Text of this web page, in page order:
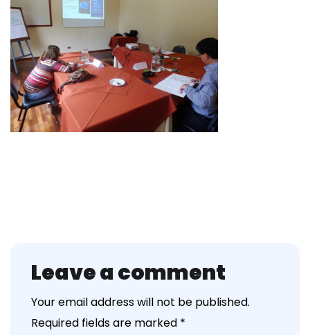
Leave a comment
Your email address will not be published.
Required fields are marked *